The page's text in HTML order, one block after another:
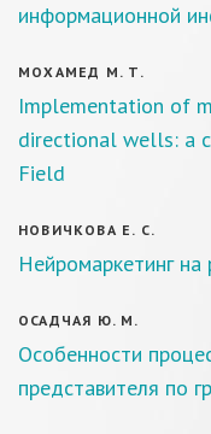
информационной
МОХАМЕД М. Т.
Implementation of
directional wells: a
Field
НОВИЧКОВА Е. С.
Нейромаркетинг
ОСАДЧАЯ Ю. М.
Особенности
представителя по